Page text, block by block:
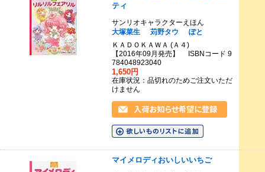
ティ
サンリオキャラクターえほん
大塚菜生
苅野タウ
ぽと
ＫＡＤＯＫＡＷＡ (Ａ４)
【2016年09月発売】 ISBNコード 9
784048923040
1,650円
在庫状況：品切れのためご注文いただ
けません
マイメロディおいしいいちご